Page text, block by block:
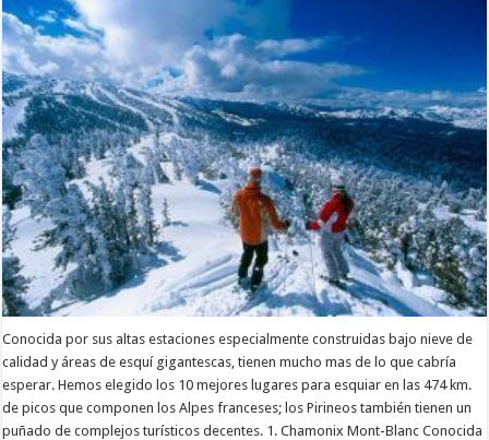
Conocida por sus altas estaciones especialmente construidas bajo nieve de
calidad y áreas de esquí gigantescas, tienen mucho mas de lo que cabría
esperar. Hemos elegido los 10 mejores lugares para esquiar en las 474 km.
de picos que componen los Alpes franceses; los Pirineos también tienen un
puñado de complejos turísticos decentes. 1. Chamonix Mont-Blanc Conocida